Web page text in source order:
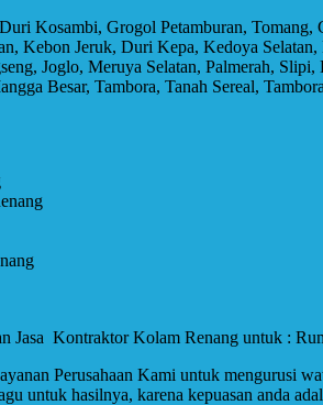
Kosambi, Grogol Petamburan,
Kebon Jeruk, Duri Kepa, Kedoya
Joglo, Meruya Selatan, Palmerah,
Besar, Tambora, Tanah Sereal,
Jasa Kontraktor Kolam Renang untuk :
Perusahaan Kami untuk mengurusi
untuk hasilnya, karena kepuasan anda